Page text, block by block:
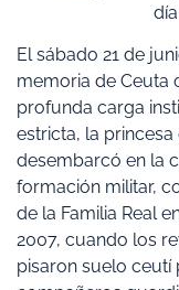
El sábado 21 de
memoria de Ceuta
profunda carga
estricta, la
desembarcó en la
formación militar,
de la Familia Real
2007, cuando los
pisaron suelo ceutí